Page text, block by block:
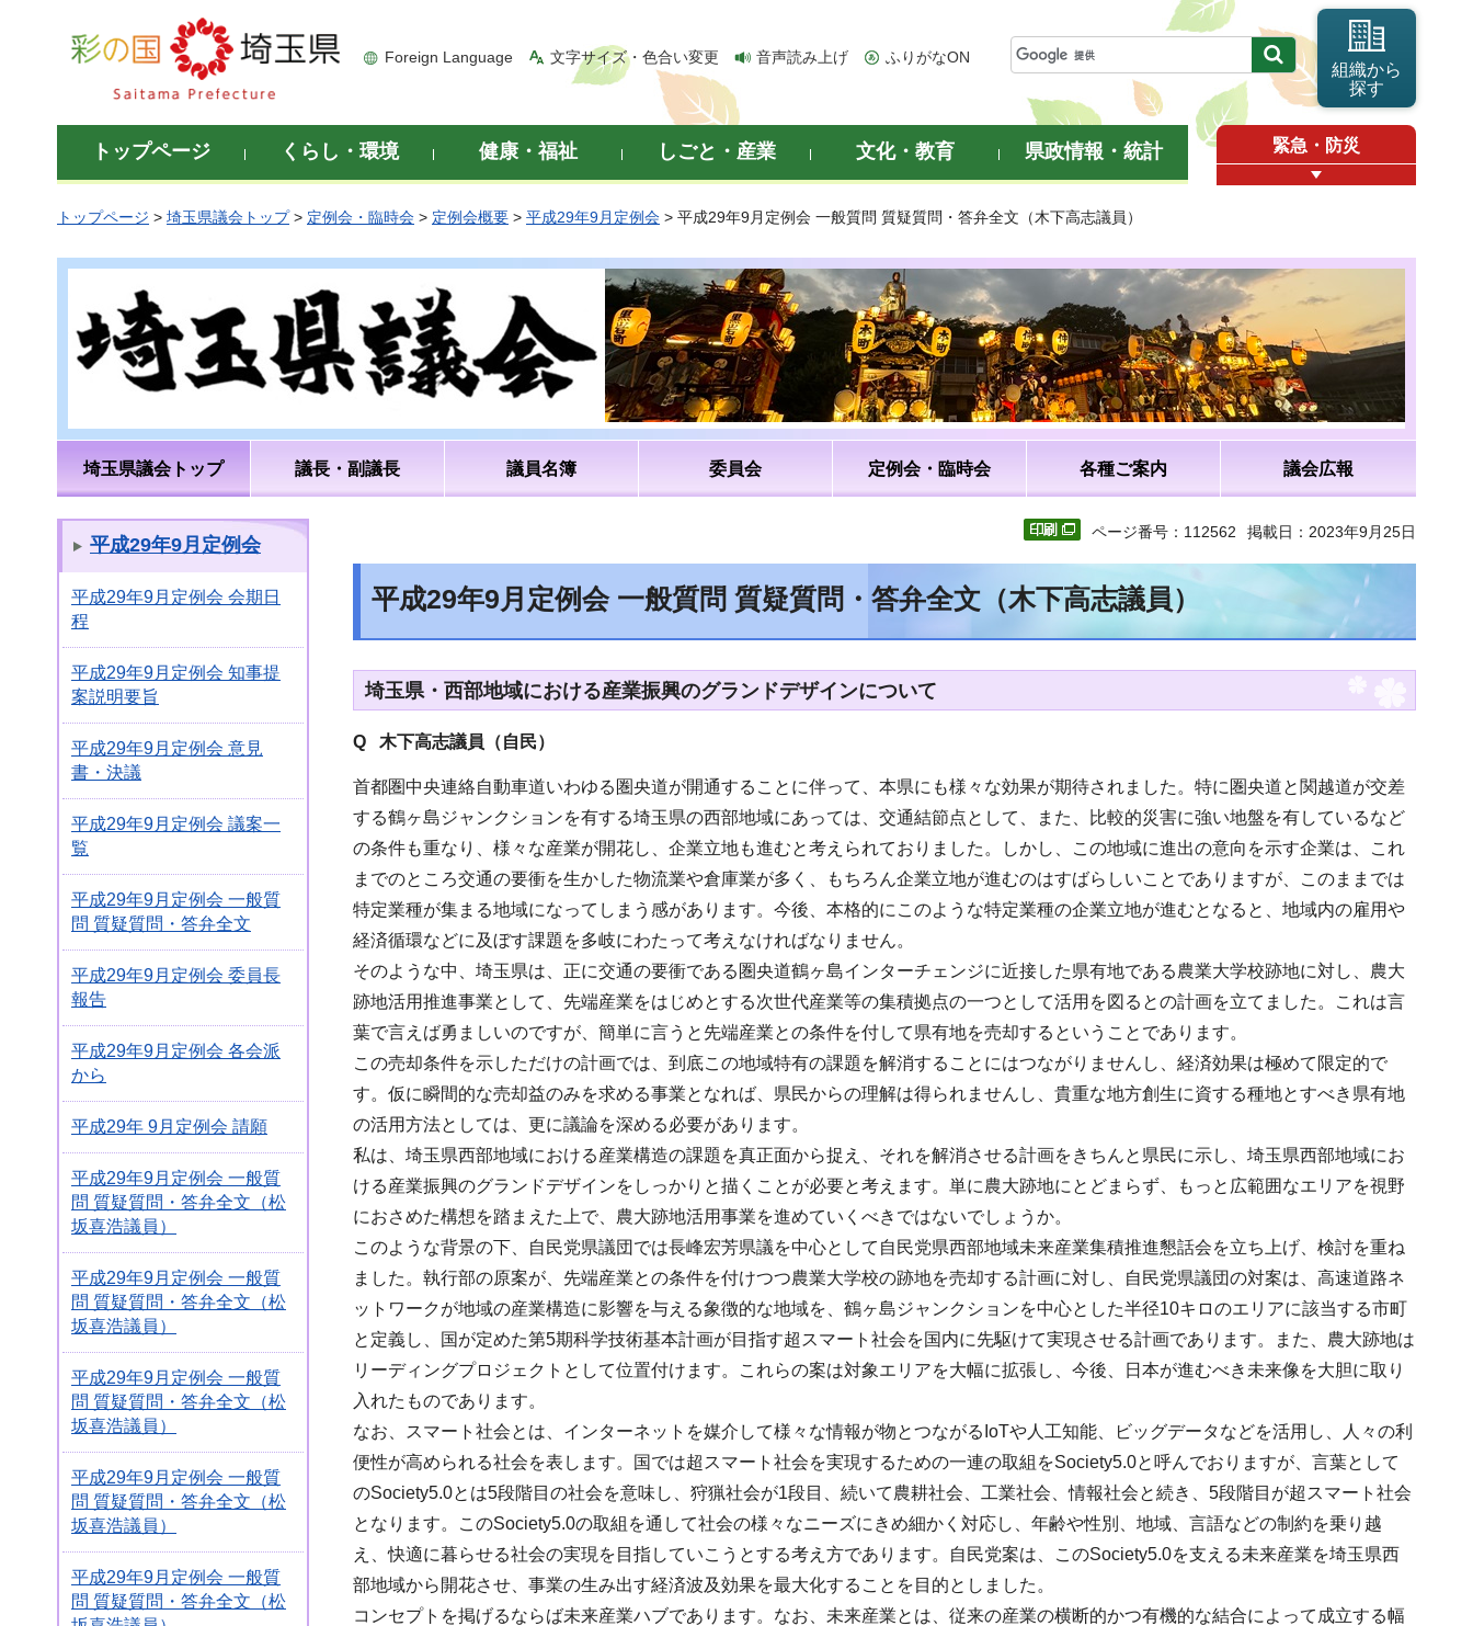
彩の国 埼玉県
Foreign Language 文字サイズ・色合い変更 音声読み上げ ふりがなON
組織から
探す
トップページ くらし・環境 健康・福祉 しごと・産業 文化・教育 県政情報・統計 緊急・防災
トップページ > 埼玉県議会トップ> 定例会・臨時会 > 定例会概要 > 平成29年9月定例会 > 平成29年9月定例会 一般質問 質疑質問・答弁全文（木下高志議員）
埼玉県議会トップ 議長・副議長 議員名簿 委員会 定例会・臨時会 各種ご案内 議会広報
平成29年9月定例会
平成29年9月定例会 会期日
程
平成29年9月定例会 知事提
案説明要旨
平成29年9月定例会 意見
書・決議
平成29年9月定例会 議案一
覧
平成29年9月定例会 一般質
問 質疑質問・答弁全文
平成29年9月定例会 委員長
報告
平成29年9月定例会 各会派
から
平成29年 9月定例会 請願
平成29年9月定例会 一般質
問 質疑質問・答弁全文（松
坂喜浩議員）
平成29年9月定例会 一般質
問 質疑質問・答弁全文（松
坂喜浩議員）
平成29年9月定例会 一般質
問 質疑質問・答弁全文（松
坂喜浩議員）
平成29年9月定例会 一般質
問 質疑質問・答弁全文（松
坂喜浩議員）
平成29年9月定例会 一般質
問 質疑質問・答弁全文（松
ページ番号：112562 掲載日：2023年9月25日
平成29年9月定例会 一般質問 質疑質問・答弁全文（木下高志議員）
埼玉県・西部地域における産業振興のグランドデザインについて
Q 木下高志議員（自民）
首都圏中央連絡自動車道いわゆる圏央道が開通することに伴って、本県にも様々な効果が期待されました。特に圏央道と関越道が交差
する鶴ヶ島ジャンクションを有する埼玉県の西部地域にあっては、交通結節点として、また、比較的災害に強い地盤を有しているなど
の条件も重なり、様々な産業が開花し、企業立地も進むと考えられておりました。しかし、この地域に進出の意向を示す企業は、これ
までのところ交通の要衝を生かした物流業や倉庫業が多く、もちろん企業立地が進むのはすばらしいことでありますが、このままでは
特定業種が集まる地域になってしまう感があります。今後、本格的にこのような特定業種の企業立地が進むとなると、地域内の雇用や
経済循環などに及ぼす課題を多岐にわたって考えなければなりません。
そのような中、埼玉県は、正に交通の要衝である圏央道鶴ヶ島インターチェンジに近接した県有地である農業大学校跡地に対し、農大
跡地活用推進事業として、先端産業をはじめとする次世代産業等の集積拠点の一つとして活用を図るとの計画を立てました。これは言
葉で言えば勇ましいのですが、簡単に言うと先端産業との条件を付して県有地を売却するということであります。
この売却条件を示しただけの計画では、到底この地域特有の課題を解消することにはつながりませんし、経済効果は極めて限定的で
す。仮に瞬間的な売却益のみを求める事業となれば、県民からの理解は得られませんし、貴重な地方創生に資する種地とすべき県有地
の活用方法としては、更に議論を深める必要があります。
私は、埼玉県西部地域における産業構造の課題を真正面から捉え、それを解消させる計画をきちんと県民に示し、埼玉県西部地域にお
ける産業振興のグランドデザインをしっかりと描くことが必要と考えます。単に農大跡地にとどまらず、もっと広範囲なエリアを視野
におさめた構想を踏まえた上で、農大跡地活用事業を進めていくべきではないでしょうか。
このような背景の下、自民党県議団では長峰宏芳県議を中心として自民党県西部地域未来産業集積推進懇話会を立ち上げ、検討を重ね
ました。執行部の原案が、先端産業との条件を付けつつ農業大学校の跡地を売却する計画に対し、自民党県議団の対案は、高速道路ネ
ットワークが地域の産業構造に影響を与える象徴的な地域を、鶴ヶ島ジャンクションを中心とした半径10キロのエリアに該当する市町
と定義し、国が定めた第5期科学技術基本計画が目指す超スマート社会を国内に先駆けて実現させる計画であります。また、農大跡地は
リーディングプロジェクトとして位置付けます。これらの案は対象エリアを大幅に拡張し、今後、日本が進むべき未来像を大胆に取り
入れたものであります。
なお、スマート社会とは、インターネットを媒介して様々な情報が物とつながるIoTや人工知能、ビッグデータなどを活用し、人々の利
便性が高められる社会を表します。国では超スマート社会を実現するための一連の取組をSociety5.0と呼んでおりますが、言葉として
のSociety5.0とは5段階目の社会を意味し、狩猟社会が1段目、続いて農耕社会、工業社会、情報社会と続き、5段階目が超スマート社会
となります。このSociety5.0の取組を通して社会の様々なニーズにきめ細かく対応し、年齢や性別、地域、言語などの制約を乗り越
え、快適に暮らせる社会の実現を目指していこうとする考え方であります。自民党案は、このSociety5.0を支える未来産業を埼玉県西
部地域から開花させ、事業の生み出す経済波及効果を最大化することを目的としました。
コンセプトを掲げるならば未来産業ハブであります。なお、未来産業とは、従来の産業の横断的かつ有機的な結合によって成立する幅